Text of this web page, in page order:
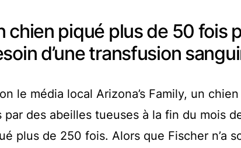
chien piqué plus de 50 fois
d’une transfusion
le média local Arizona’s Family, un
par des abeilles tueuses à la fin du mois
plus de 250 fois. Alors que Fischer n’a